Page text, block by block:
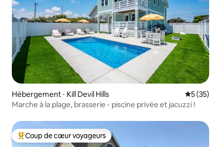
Hébergement ⋅ Kill Devil Hills
5 (35)
Marche à la plage, brasserie - piscine privée et jacuzzi !
Coups de cœur voyageurs les plus appréciés
Coup de cœur voyageurs